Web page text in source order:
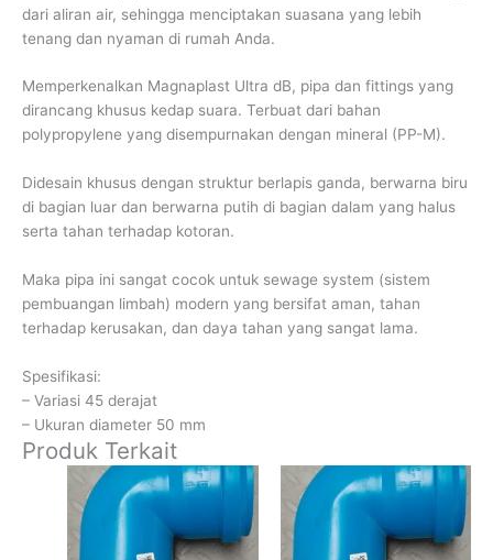
dari aliran air, sehingga menciptakan suasana yang lebih
tenang dan nyaman di rumah Anda.
Memperkenalkan Magnaplast Ultra dB, pipa dan fittings yang
dirancang khusus kedap suara. Terbuat dari bahan
polypropylene yang disempurnakan dengan mineral (PP-M).
Didesain khusus dengan struktur berlapis ganda, berwarna biru
di bagian luar dan berwarna putih di bagian dalam yang halus
serta tahan terhadap kotoran.
Maka pipa ini sangat cocok untuk sewage system (sistem
pembuangan limbah) modern yang bersifat aman, tahan
terhadap kerusakan, dan daya tahan yang sangat lama.
Spesifikasi:
– Variasi 45 derajat
– Ukuran diameter 50 mm
Produk Terkait